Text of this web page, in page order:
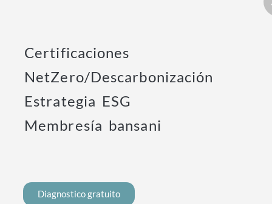
Certificaciones
NetZero/Descarbonización
Estrategia ESG
Membresía bansani
Diagnostico gratuito